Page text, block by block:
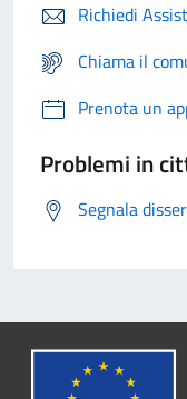
Richiedi
Chiama il
Prenota un
Problemi in
Segnala